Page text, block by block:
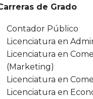
de Grado
Contador Público
Licenciatura en
Licenciatura en
(Marketing)
Licenciatura en
Licenciatura en